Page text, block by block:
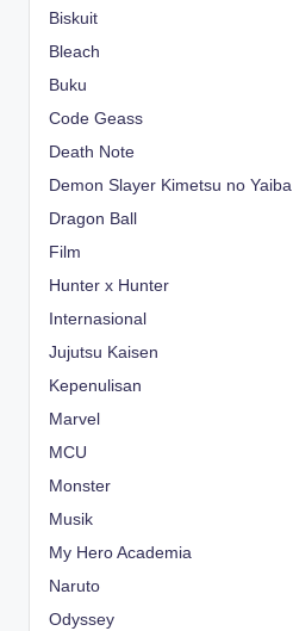
Biskuit
Bleach
Buku
Code Geass
Death Note
Demon Slayer Kimetsu no Yaiba
Dragon Ball
Film
Hunter x Hunter
Internasional
Jujutsu Kaisen
Kepenulisan
Marvel
MCU
Monster
Musik
My Hero Academia
Naruto
Odyssey